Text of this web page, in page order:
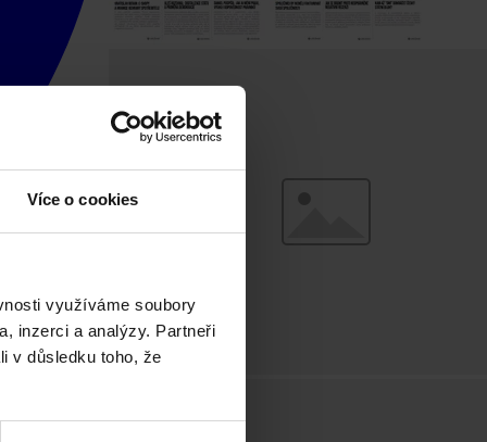
Více o cookies
využíváme soubory
inzerci a analýzy. Partneři
v důsledku toho, že